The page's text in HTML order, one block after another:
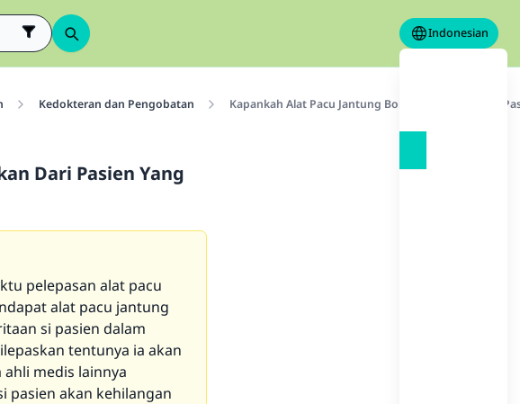
Indonesian
Kedokteran dan Pengobatan Kapankah Alat Pacu Jantung Boleh Dilepaskan Dari
Dari Pasien Yang
pelepasan alat pacu
alat pacu jantung
si pasien dalam
tentunya ia akan
ahli medis lainnya
pasien akan kehilangan